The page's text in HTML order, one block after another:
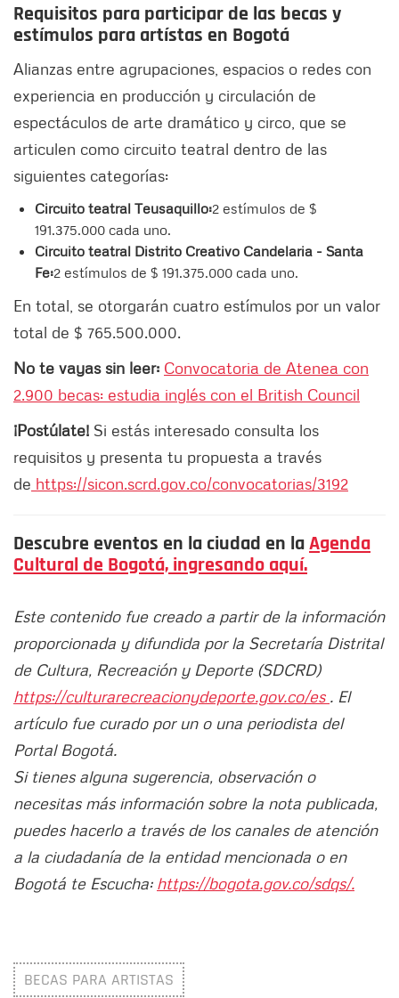
Requisitos para participar de las becas y
estímulos para artístas en Bogotá
Alianzas entre agrupaciones, espacios o redes con
experiencia en producción y circulación de
espectáculos de arte dramático y circo, que se
articulen como circuito teatral dentro de las
siguientes categorías:
Circuito teatral Teusaquillo:2 estímulos de $
191.375.000 cada uno.
Circuito teatral Distrito Creativo Candelaria - Santa
Fe:2 estímulos de $ 191.375.000 cada uno.
En total, se otorgarán cuatro estímulos por un valor
total de $ 765.500.000.
No te vayas sin leer: Convocatoria de Atenea con
2.900 becas: estudia inglés con el British Council
¡Postúlate! Si estás interesado consulta los
requisitos y presenta tu propuesta a través
de https://sicon.scrd.gov.co/convocatorias/3192
Descubre eventos en la ciudad en laAgenda
Cultural de Bogotá, ingresando aquí.
Este contenido fue creado a partir de la información
proporcionada y difundida por la Secretaría Distrital
de Cultura, Recreación y Deporte (SDCRD)
https://culturarecreacionydeporte.gov.co/es . El
artículo fue curado por un o una periodista del
Portal Bogotá.
Si tienes alguna sugerencia, observación o
necesitas más información sobre la nota publicada,
puedes hacerlo a través de los canales de atención
a la ciudadanía de la entidad mencionada o en
Bogotá te Escucha: https://bogota.gov.co/sdqs/.
BECAS PARA ARTISTAS